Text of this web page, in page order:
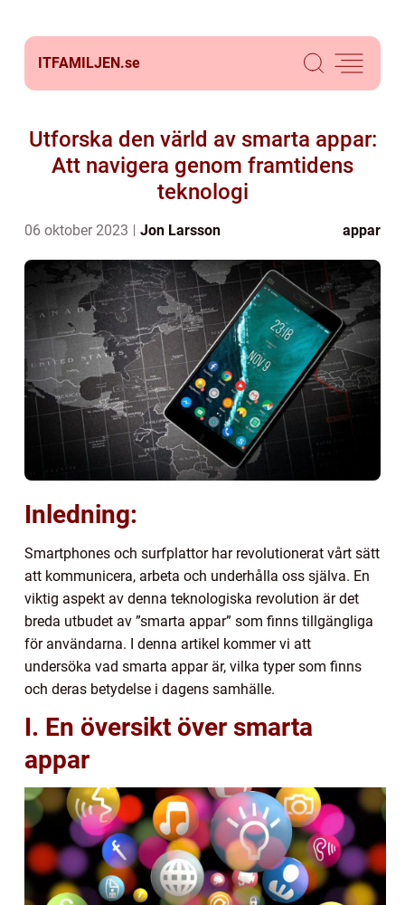
ITFAMILJEN.se
Utforska den värld av smarta appar:
Att navigera genom framtidens
teknologi
06 oktober 2023 Jon Larsson appar
Inledning:
Smartphones och surfplattor har revolutionerat vårt sätt
att kommunicera, arbeta och underhålla oss själva. En
viktig aspekt av denna teknologiska revolution är det
breda utbudet av ”smarta appar” som finns tillgängliga
för användarna. I denna artikel kommer vi att
undersöka vad smarta appar är, vilka typer som finns
och deras betydelse i dagens samhälle.
I. En översikt över smarta
appar